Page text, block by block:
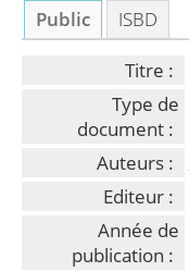
Public
ISBD
Titre :
Type de
document :
Auteurs :
Editeur :
Année de
publication :